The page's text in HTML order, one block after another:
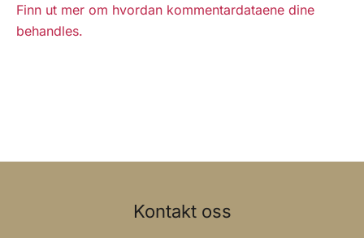
Finn ut mer om hvordan kommentardataene dine
behandles.
Kontakt oss